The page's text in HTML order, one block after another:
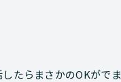
たらまさかのOKがでま